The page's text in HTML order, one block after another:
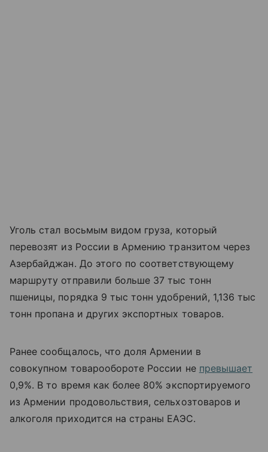
Уголь стал восьмым видом груза, который
перевозят из России в Армению транзитом через
Азербайджан. До этого по соответствующему
маршруту отправили больше 37 тыс тонн
пшеницы, порядка 9 тыс тонн удобрений, 1,136 тыс
тонн пропана и других экспортных товаров.
Ранее сообщалось, что доля Армении в
совокупном товарообороте России не превышает
0,9%. В то время как более 80% экспортируемого
из Армении продовольствия, сельхозтоваров и
алкоголя приходится на страны ЕАЭС.